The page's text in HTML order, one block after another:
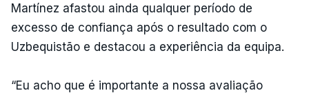
Martínez afastou ainda qualquer período de
excesso de confiança após o resultado com o
Uzbequistão e destacou a experiência da equipa.
“Eu acho que é importante a nossa avaliação